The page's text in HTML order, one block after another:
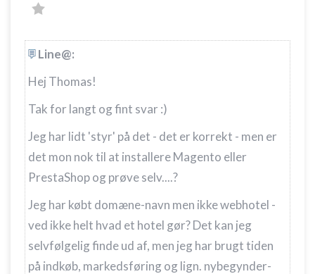
Line@:
Hej Thomas!
Tak for langt og fint svar :)
Jeg har lidt 'styr' på det - det er korrekt - men er
det mon nok til at installere Magento eller
PrestaShop og prøve selv....?
Jeg har købt domæne-navn men ikke webhotel -
ved ikke helt hvad et hotel gør? Det kan jeg
selvfølgelig finde ud af, men jeg har brugt tiden
på indkøb, markedsføring og lign. nybegynder-